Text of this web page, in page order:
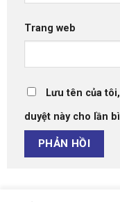
Trang web
Lưu tên của
duyệt này cho lần